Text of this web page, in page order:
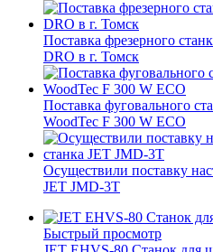
Поставка фрезерного
DRO в г. Томск
Поставка фуговального
WoodTec F 300 W ECO
Осуществили поставку
JET JMD-3T
Быстрый просмотр